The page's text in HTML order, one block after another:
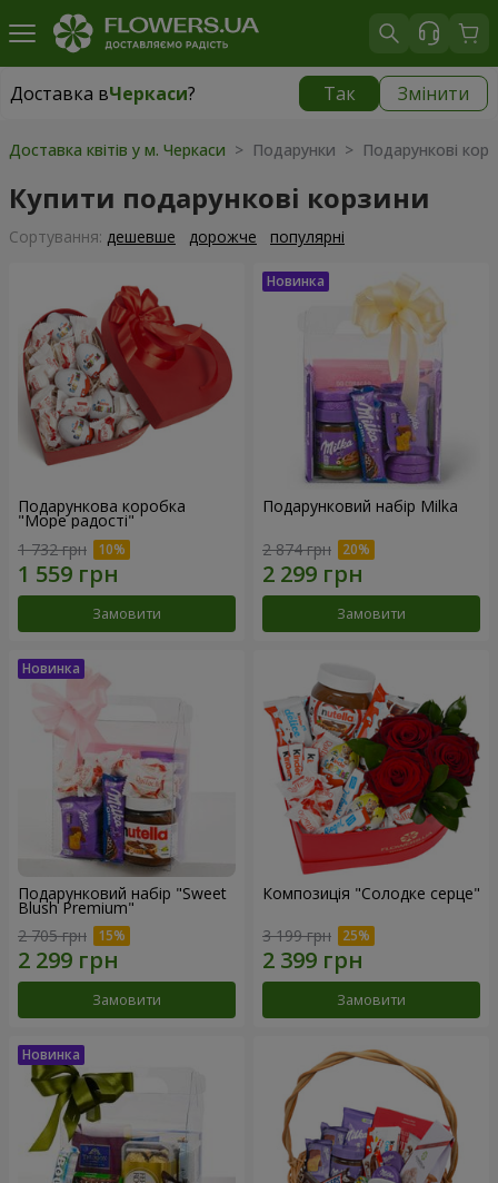
Доставка вЧеркаси? Так Змінити
Доставка вЧеркаси|
Доставка квітів у м. Черкаси > Подарунки > Подарункові
Купити подарункові корзини
Сортування: дешевше дорожче популярні
Подарункова коробка
"Море радості"
1 732 грн
Замовити
Подарунковий набір Milka
2 874 грн
Замовити
Подарунковий набір "Sweet
Blush Premium"
2 705 грн
Замовити
Композиція "Солодке серце"
3 199 грн
Замовити